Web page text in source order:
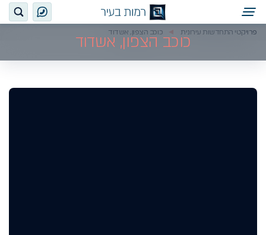
כוכב הצפון, אשדודפרויקטי התחדשות עירונית כוכב הצפון, אשדוד